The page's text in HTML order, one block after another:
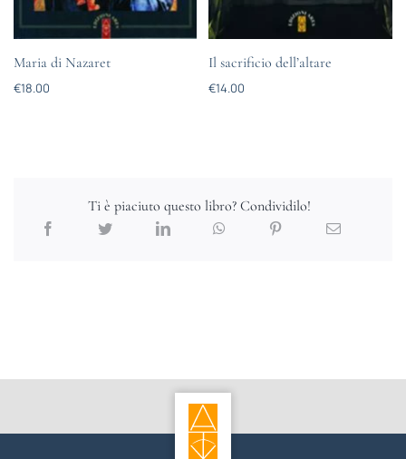
Maria di Nazaret
€18.00
Il sacrificio dell’altare
€14.00
Ti è piaciuto questo libro? Condividilo!